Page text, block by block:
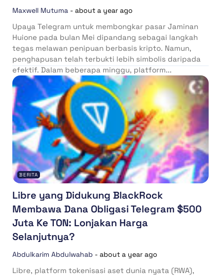
Maxwell Mutuma - about a year ago
Upaya Telegram untuk membongkar pasar Jaminan
Huione pada bulan Mei dipandang sebagai langkah
tegas melawan penipuan berbasis kripto. Namun,
penghapusan telah terbukti lebih simbolis daripada
efektif. Dalam beberapa minggu, platform...
BERITA
Libre yang Didukung BlackRock
Membawa Dana Obligasi Telegram $500
Juta Ke TON: Lonjakan Harga
Selanjutnya?
Abdulkarim Abdulwahab - about a year ago
Libre, platform tokenisasi aset dunia nyata (RWA),